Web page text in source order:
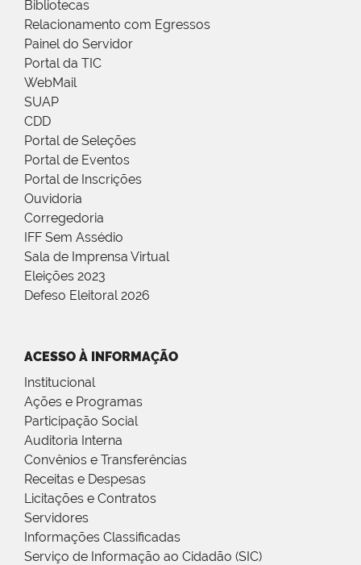
Bibliotecas
Relacionamento com Egressos
Painel do Servidor
Portal da TIC
WebMail
SUAP
CDD
Portal de Seleções
Portal de Eventos
Portal de Inscrições
Ouvidoria
Corregedoria
IFF Sem Assédio
Sala de Imprensa Virtual
Eleições 2023
Defeso Eleitoral 2026
ACESSO À INFORMAÇÃO
Institucional
Ações e Programas
Participação Social
Auditoria Interna
Convênios e Transferências
Receitas e Despesas
Licitações e Contratos
Servidores
Informações Classificadas
Serviço de Informação ao Cidadão (SIC)